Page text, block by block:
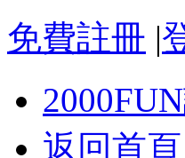
免費註冊 |
返回首頁